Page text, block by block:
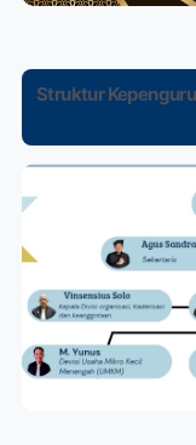
Struktur